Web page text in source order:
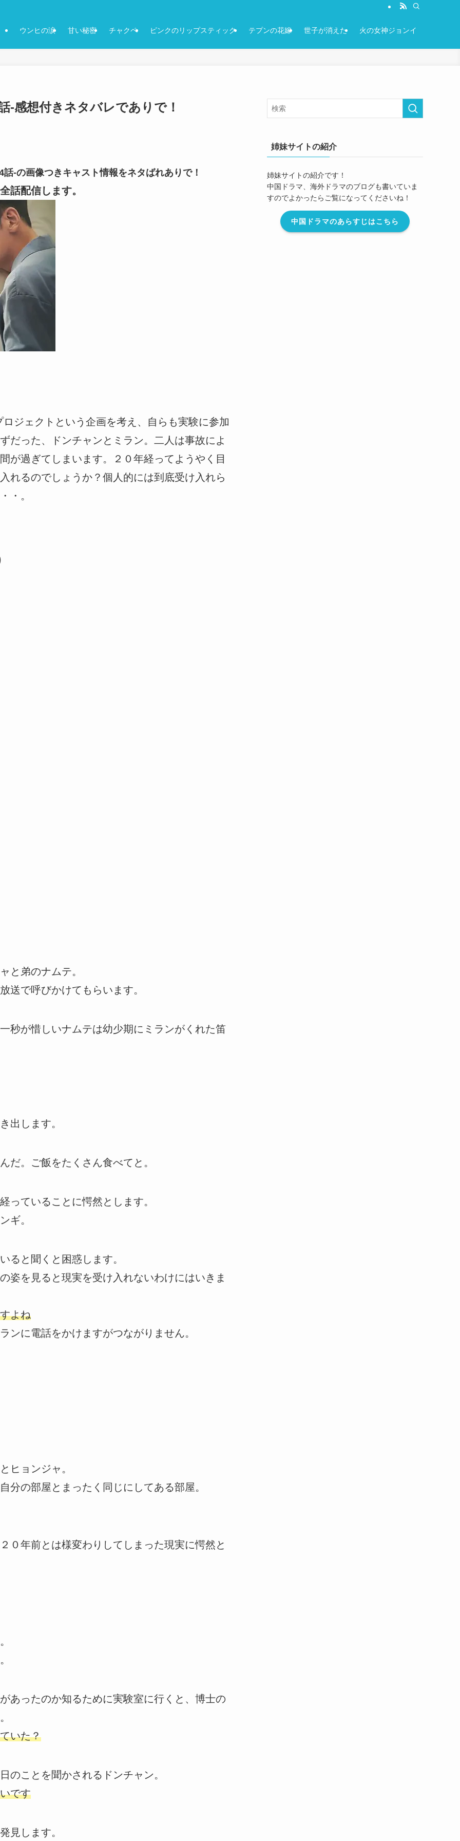
ウンヒの涙 甘い秘密 チャクペ ピンクのリップスティック テプンの花嫁 世子が消えた 火の女神ジョンイ
-感想付きネタバレでありで！
-の画像つきキャスト情報をネタばれありで！
話配信します。
ジェクトという企画を考え、自らも実験に参加
だった、ドンチャンとミラン。二人は事故によ
が過ぎてしまいます。２０年経ってようやく目
れるのでしょうか？個人的には到底受け入れら
・。
と弟のナムテ。
送で呼びかけてもらいます。
秒が惜しいナムテは幼少期にミランがくれた笛
出します。
だ。ご飯をたくさん食べてと。
っていることに愕然とします。
ギ。
ると聞くと困惑します。
姿を見ると現実を受け入れないわけにはいきま
よね
ンに電話をかけますがつながりません。
ヒョンジャ。
分の部屋とまったく同じにしてある部屋。
０年前とは様変わりしてしまった現実に愕然と
あったのか知るために実験室に行くと、博士の
いた？
のことを聞かされるドンチャン。
です
見します。
姉妹サイトの紹介
姉妹サイトの紹介です！
中国ドラマ、海外ドラマのブログも書いていま
すのでよかったらご覧になってくださいね！
中国ドラマのあらすじはこちら